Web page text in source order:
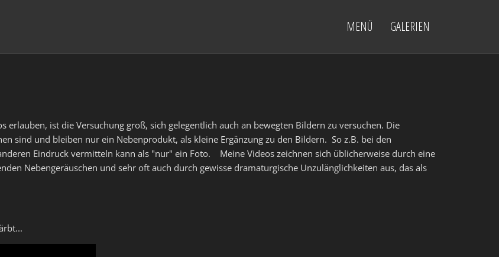
MENÜ GALERIEN
erlauben, ist die Versuchung groß, sich gelegentlich auch an bewegten Bildern zu versuchen. Die
sind und bleiben nur ein Nebenprodukt, als kleine Ergänzung zu den Bildern. So z.B. bei den
Eindruck vermitteln kann als "nur" ein Foto. Meine Videos zeichnen sich üblicherweise durch eine
Nebengeräuschen und sehr oft auch durch gewisse dramaturgische Unzulänglichkeiten aus, das als